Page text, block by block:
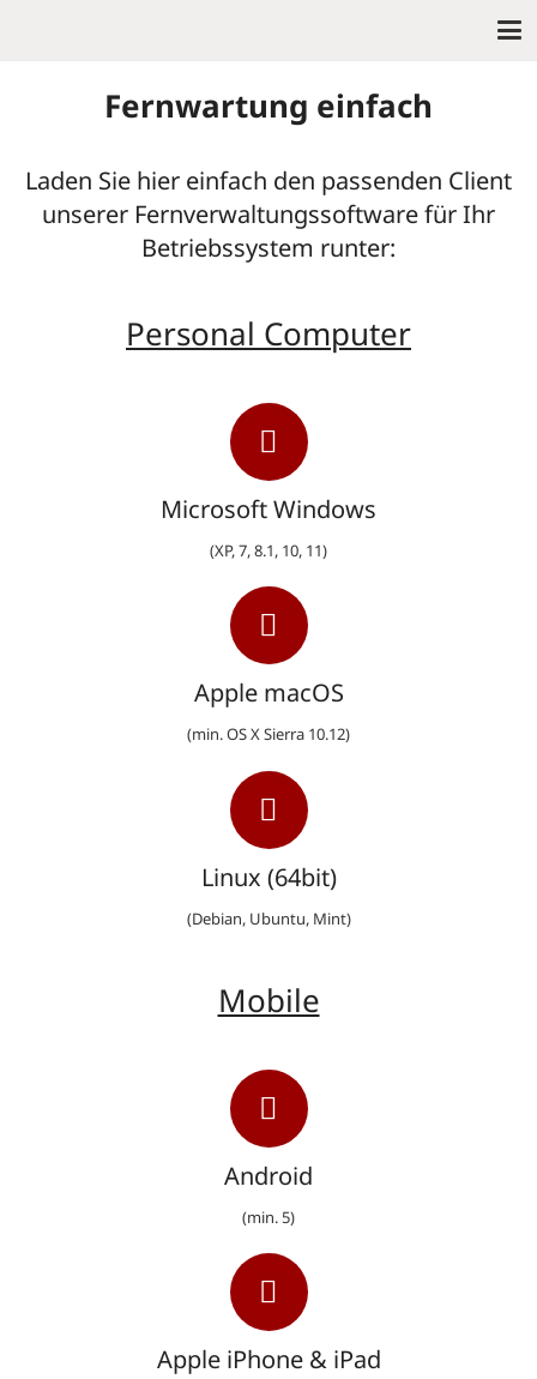
Fernwartung einfach
Laden Sie hier einfach den passenden Client
unserer Fernverwaltungssoftware für Ihr
Betriebssystem runter:
Personal Computer
Microsoft Windows
(XP, 7, 8.1, 10, 11)
Apple macOS
(min. OS X Sierra 10.12)
Linux (64bit)
(Debian, Ubuntu, Mint)
Mobile
Android
(min. 5)
Apple iPhone & iPad